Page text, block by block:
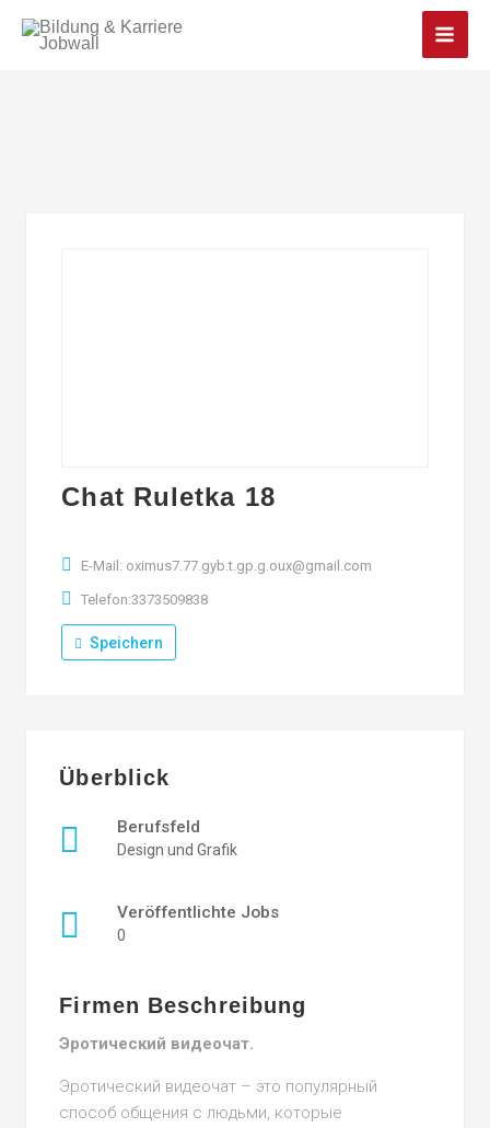
Main
Chat Ruletka 18
E-Mail: oximus7.77.gyb.t.gp.g.oux@gmail.com
Telefon:3373509838
Speichern
Überblick
Berufsfeld
Design und Grafik
Veröffentlichte Jobs
0
Firmen Beschreibung
Эротический видеочат.
Эротический видеочат – это популярный
способ общения с людьми, которые